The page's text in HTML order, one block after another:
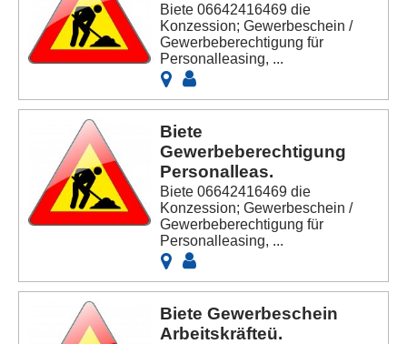
Biete 06642416469 die
Konzession; Gewerbeschein /
Gewerbeberechtigung für
Personalleasing, ...
Biete
Gewerbeberechtigung
Personalleas.
Biete 06642416469 die
Konzession; Gewerbeschein /
Gewerbeberechtigung für
Personalleasing, ...
Biete Gewerbeschein
Arbeitskräfteü.